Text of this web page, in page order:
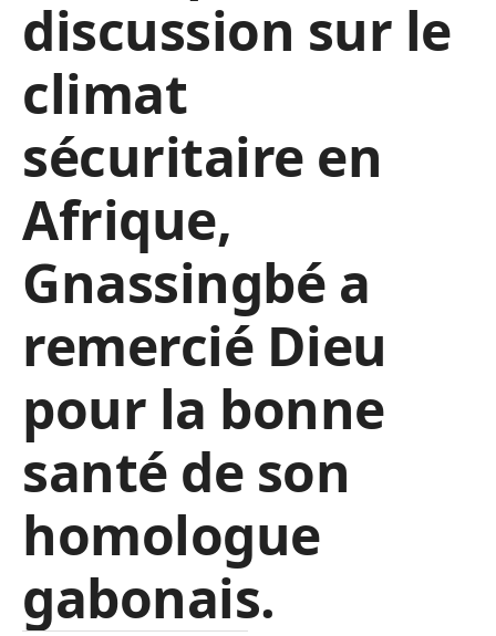
discussion sur le
climat
sécuritaire en
Afrique,
Gnassingbé a
remercié Dieu
pour la bonne
santé de son
homologue
gabonais.